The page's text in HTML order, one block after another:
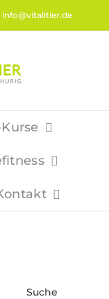
info@vitalitier.de
Suche